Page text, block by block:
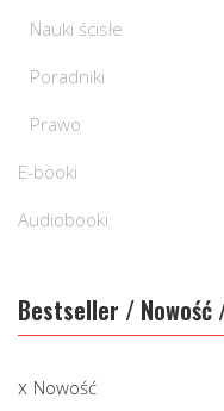
Nauki ścisłe
Poradniki
Prawo
E-booki
Audiobooki
Bestseller / Nowość
Nowość